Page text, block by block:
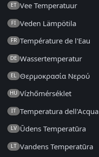
ET Vee Temperatuur
FI Veden Lämpötila
FR Température de l'Eau
DE Wassertemperatur
EL Θερμοκρασία Νερού
HU Vízhőmérséklet
IT Temperatura dell'Acqua
LV Ūdens Temperatūra
LT Vandens Temperatūra